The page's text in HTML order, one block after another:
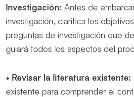
Investigación: Antes de
investigación, clarifica los
preguntas de investigación que
guiará todos los aspectos del
• Revisar la literatura existente:
existente para comprender el